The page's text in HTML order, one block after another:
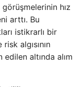
görüşmelerinin hız
arttı. Bu
istikrarlı bir
algısının
altında alım